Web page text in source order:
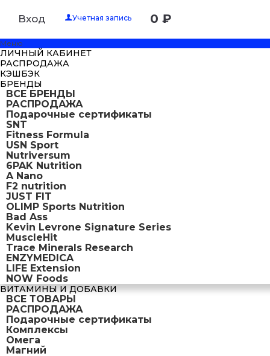
Вход Учетная запись 0 ₽
Меню
ЛИЧНЫЙ КАБИНЕТ
РАСПРОДАЖА
КЭШБЭК
БРЕНДЫ
ВСЕ БРЕНДЫ
РАСПРОДАЖА
Подарочные сертификаты
SNT
Fitness Formula
USN Sport
Nutriversum
6PAK Nutrition
A Nano
F2 nutrition
JUST FIT
OLIMP Sports Nutrition
Bad Ass
Kevin Levrone Signature Series
MuscleHit
Trace Minerals Research
ENZYMEDICA
LIFE Extension
NOW Foods
ВИТАМИНЫ И ДОБАВКИ
ВСЕ ТОВАРЫ
РАСПРОДАЖА
Подарочные сертификаты
Комплексы
Омега
Магний